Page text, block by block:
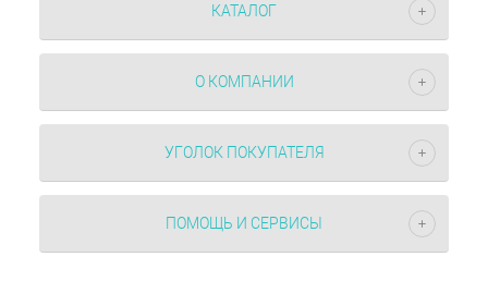
КАТАЛОГ
О КОМПАНИИ
УГОЛОК ПОКУПАТЕЛЯ
ПОМОЩЬ И СЕРВИСЫ